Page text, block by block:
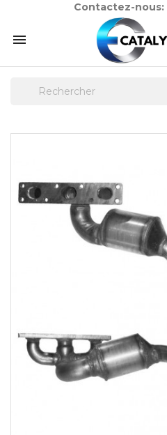
Contactez-nous:
